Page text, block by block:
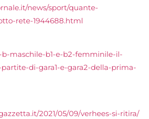
news/sport/quante-
rete-1944688.html
b-maschile-b1-e-b2-femminile-il-
di-gara1-e-gara2-della-prima-
2021/05/09/verhees-si-ritira/